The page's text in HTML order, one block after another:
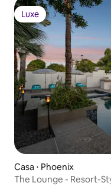
Luxe
Luxe
Casa ⋅ Phoenix
The Lounge - Resort-